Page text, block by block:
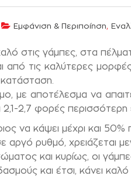
Εμφάνιση & Περιποίηση,
στις γάμπες, στα
από τις καλύτερες
με αποτέλεσμα να
2,1-2,7 φορές
να κάψει μέχρι και
ρυθμό, χρειάζεται
και κυρίως, οι
και έτσι, κάνει καλό